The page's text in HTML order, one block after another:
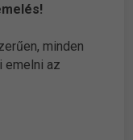
minden
emelni az